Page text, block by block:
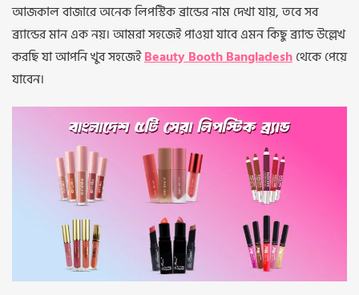
আজকাল বাজারে অনেক লিপস্টিক ব্রান্ডের নাম দেখা যায়, তবে সব
ব্র্যান্ডের মান এক নয়। আমরা সহজেই পাওয়া যাবে এমন কিছু ব্র্যান্ড উল্লেখ
করছি যা আপনি খুব সহজেইBeauty Booth Bangladeshথেকে পেয়ে
যাবেন।